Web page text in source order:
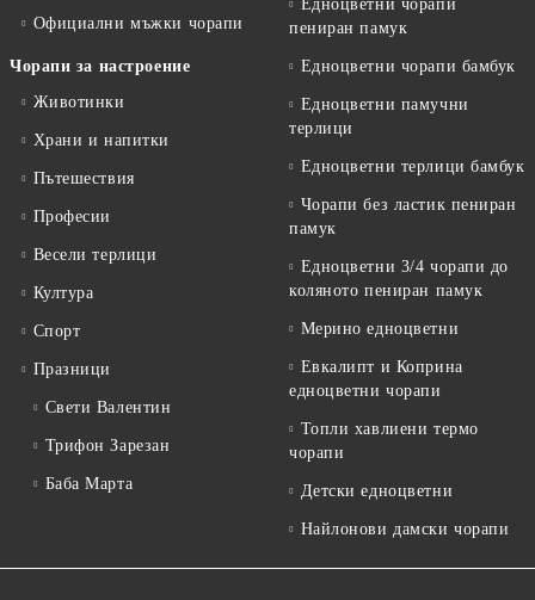
Официални мъжки чорапи
Чорапи за настроение
Животинки
Храни и напитки
Пътешествия
Професии
Весели терлици
Култура
Спорт
Празници
Свети Валентин
Трифон Зарезан
Баба Марта
Едноцветни чорапи
пениран памук
Едноцветни чорапи бамбук
Едноцветни памучни
терлици
Едноцветни терлици бамбук
Чорапи без ластик пениран
памук
Едноцветни 3/4 чорапи до
коляното пениран памук
Мерино едноцветни
Евкалипт и Коприна
едноцветни чорапи
Топли хавлиени термо
чорапи
Детски едноцветни
Найлонови дамски чорапи